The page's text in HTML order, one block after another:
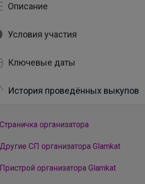
Описание
Условия участия
Ключевые даты
История проведённых выкупов
Cтраничка организатора
Другие СП организатора Glamkat
Пристрой организатора Glamkat